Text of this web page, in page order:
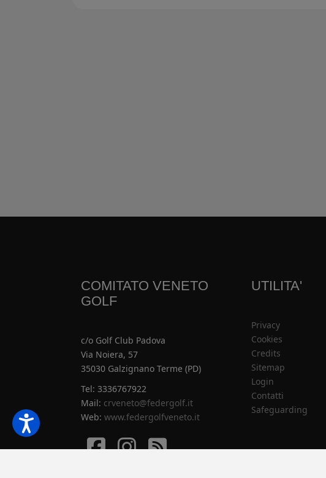
COMITATO VENETO
GOLF
c/o Golf Club Padova
Via Noiera, 57
35030 Galzignano Terme (PD)
Tel: 3336767922
Mail: crveneto@federgolf.it
Web: www.federgolfveneto.it
Facebook
Istagram
Istagram
UTILITA'
Privacy
Cookies
Credits
Sitemap
Login
Contatti
Safeguarding